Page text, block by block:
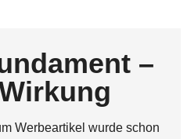
–
Werbeartikel wurde schon